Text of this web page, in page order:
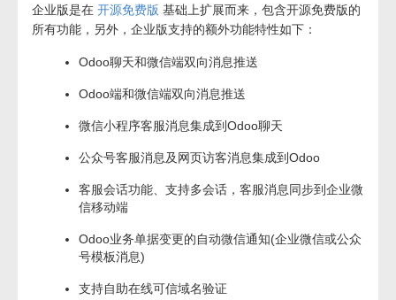
关于
企业版是在 开源免费版 基础上扩展而来，包含开源免费版的
所有功能，另外，企业版支持的额外功能特性如下：
Odoo聊天和微信端双向消息推送
Odoo端和微信端双向消息推送
微信小程序客服消息集成到Odoo聊天
公众号客服消息及网页访客消息集成到Odoo
客服会话功能、支持多会话，客服消息同步到企业微
信移动端
Odoo业务单据变更的自动微信通知(企业微信或公众
号模板消息)
支持自助在线可信域名验证